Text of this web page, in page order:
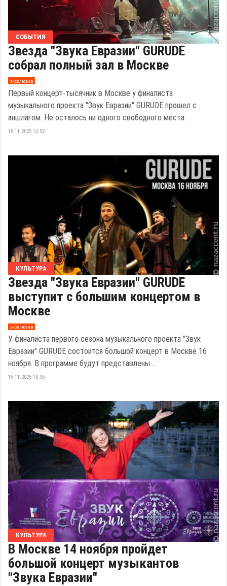
СОБЫТИЯ
Звезда "Звука Евразии" GURUDE
собрал полный зал в Москве
эксклюзив
Первый концерт-тысячник в Москве у финалиста
музыкального проекта "Звук Евразии" GURUDE прошел с
аншлагом. Не осталось ни одного свободного места.
18.11.2025 12:52
КУЛЬТУРА
Звезда "Звука Евразии" GURUDE
выступит с большим концертом в
Москве
эксклюзив
У финалиста первого сезона музыкального проекта "Звук
Евразии" GURUDE состоится большой концерт в Москве 16
ноября. В программе будут представлены ...
15.11.2025 10:36
КУЛЬТУРА
В Москве 14 ноября пройдет
большой концерт музыкантов
"Звука Евразии"